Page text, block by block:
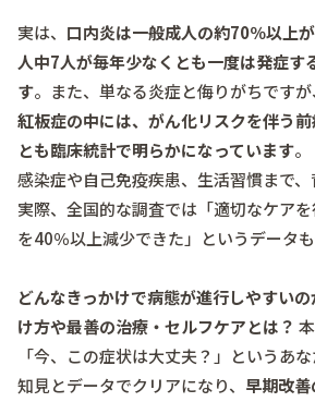
実は、 口内炎は一般成人の約70％以上
人中7人が毎年少なくとも一度は発症す
す。また、単なる炎症と侮りがちですが
紅板症の中には、がん化リスクを伴う
とも臨床統計で明らかになっています。
感染症や自己免疫疾患、生活習慣まで、
実際、全国的な調査では「適切なケア
を40％以上減少できた」というデータも
どんなきっかけで病態が進行しやすい
け方や最善の治療・セルフケアとは？
「今、この症状は大丈夫？」というあ
知見とデータでクリアになり、 早期改